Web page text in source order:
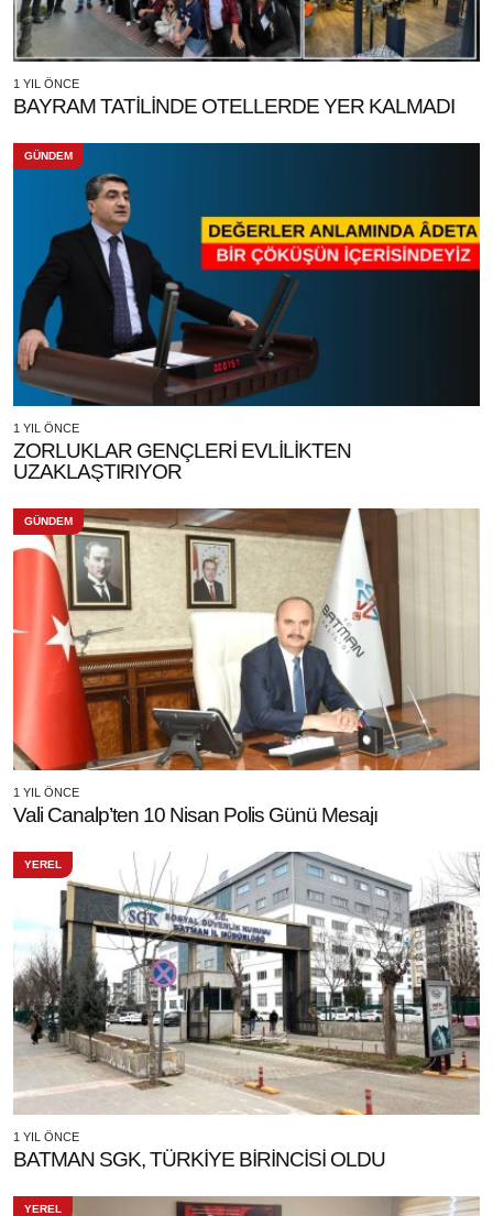
1 YIL ÖNCE
BAYRAM TATİLİNDE OTELLERDE YER KALMADI
GÜNDEM
1 YIL ÖNCE
ZORLUKLAR GENÇLERİ EVLİLİKTEN
UZAKLAŞTIRIYOR
GÜNDEM
1 YIL ÖNCE
Vali Canalp’ten 10 Nisan Polis Günü Mesajı
YEREL
1 YIL ÖNCE
BATMAN SGK, TÜRKİYE BİRİNCİSİ OLDU
YEREL